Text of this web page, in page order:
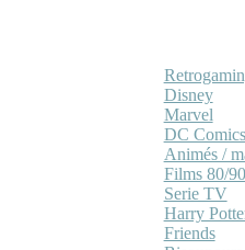
Disney
Marvel
DC Comics
Animés /
Films 80/90
Serie TV
Harry
Friends